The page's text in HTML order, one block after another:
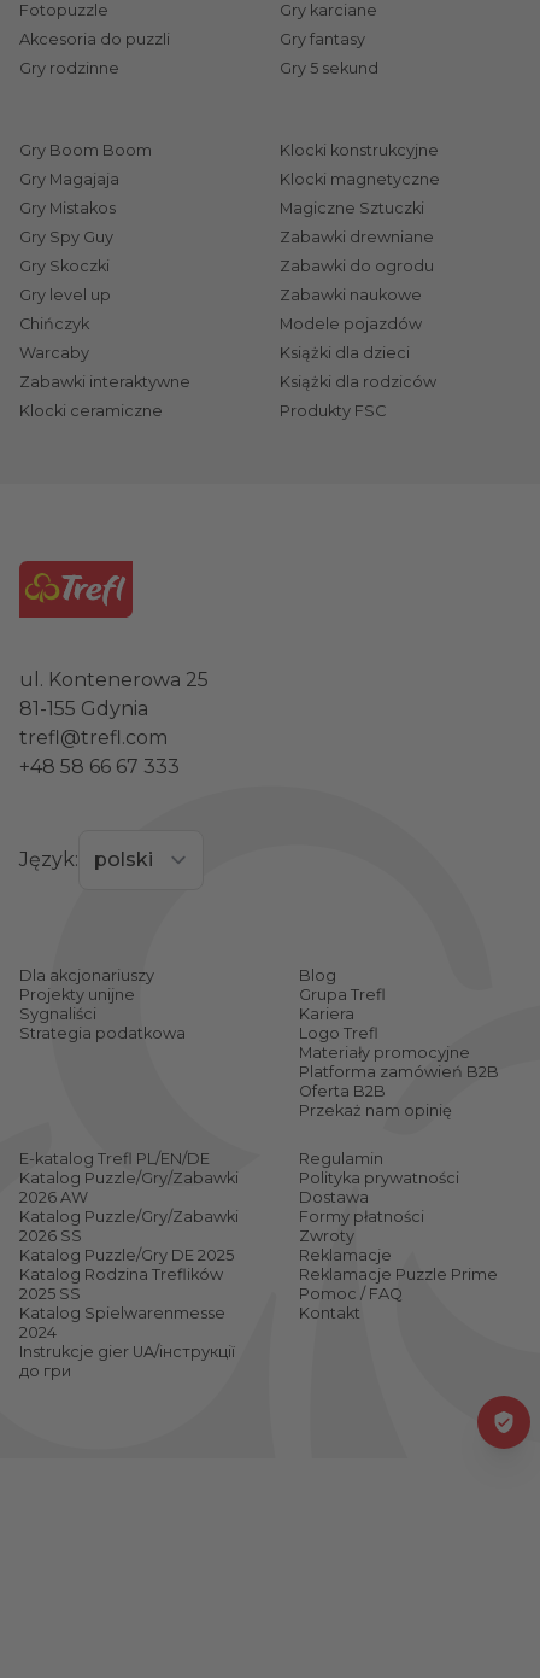
Fotopuzzle
Akcesoria do puzzli
Gry rodzinne
Gry karciane
Gry fantasy
Gry 5 sekund
Gry Boom Boom
Gry Magajaja
Gry Mistakos
Gry Spy Guy
Gry Skoczki
Gry level up
Chińczyk
Warcaby
Zabawki interaktywne
Klocki ceramiczne
Klocki konstrukcyjne
Klocki magnetyczne
Magiczne Sztuczki
Zabawki drewniane
Zabawki do ogrodu
Zabawki naukowe
Modele pojazdów
Książki dla dzieci
Książki dla rodziców
Produkty FSC
ul. Kontenerowa 25
81-155 Gdynia
trefl@trefl.com
+48 58 66 67 333
Język:
Dla akcjonariuszy
Projekty unijne
Sygnaliści
Strategia podatkowa
Blog
Grupa Trefl
Kariera
Logo Trefl
Materiały promocyjne
Platforma zamówień B2B
Oferta B2B
Przekaż nam opinię
E-katalog Trefl PL/EN/DE
Katalog Puzzle/Gry/Zabawki
2026 AW
Katalog Puzzle/Gry/Zabawki
2026 SS
Katalog Puzzle/Gry DE 2025
Katalog Rodzina Treflików
2025 SS
Katalog Spielwarenmesse
2024
Instrukcje gier UA/інструкції
до гри
Regulamin
Polityka prywatności
Dostawa
Formy płatności
Zwroty
Reklamacje
Reklamacje Puzzle Prime
Pomoc / FAQ
Kontakt